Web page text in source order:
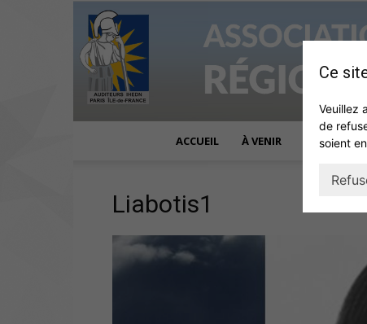
ACCUEIL À VENIR
Liabotis1
Ce
Veuillez
de
soient